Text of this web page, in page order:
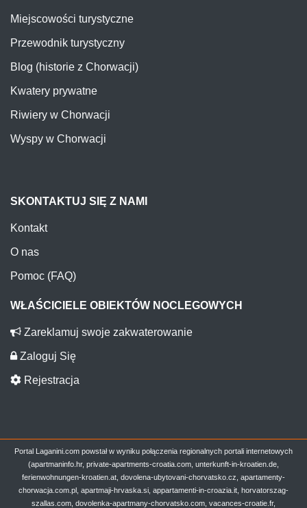
Miejscowości turystyczne
Przewodnik turystyczny
Blog (historie z Chorwacji)
Kwatery prywatne
Riwiery w Chorwacji
Wyspy w Chorwacji
SKONTAKTUJ SIĘ Z NAMI
Kontakt
O nas
Pomoc (FAQ)
WŁAŚCICIELE OBIEKTÓW NOCLEGOWYCH
Zareklamuj swoje zakwaterowanie
Zaloguj Się
Rejestracja
Portal Laganini.com powstał w wyniku połączenia regionalnych portali internetowych